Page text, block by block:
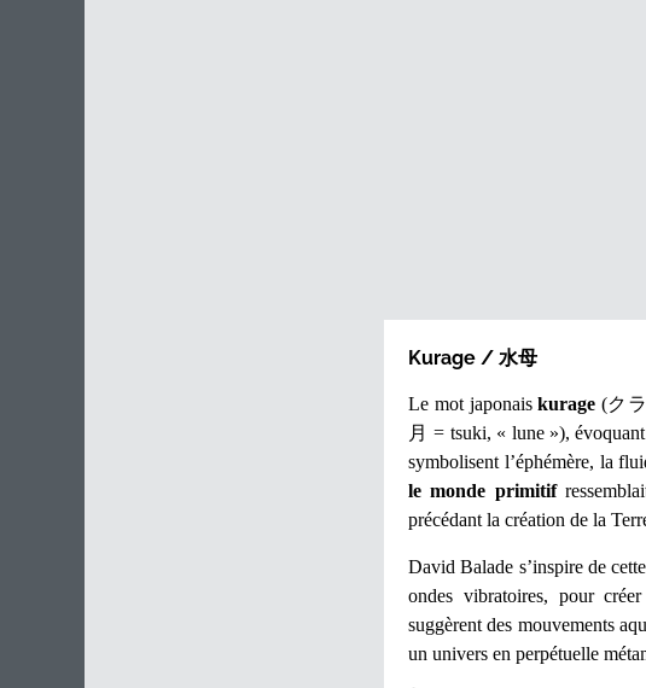
Kurage / 水母
Le mot japonaiskurage (ク
月 = tsuki, « lune »),
symbolisent l’éphémère, la
le monde primitif
précédant la création de la
David Balade s’inspire de
ondes vibratoires, pour
suggèrent des mouvements
un univers en perpétuelle